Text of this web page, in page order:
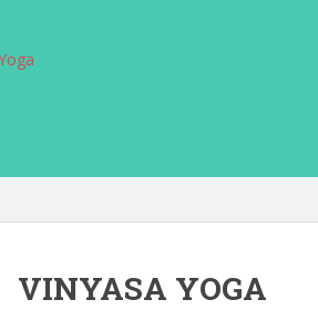
VINYASA YOGA